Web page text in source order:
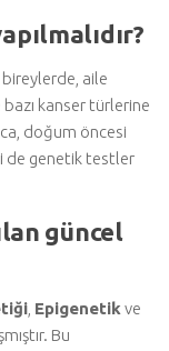
bireylerde, aile
kanser türlerine
doğum öncesi
de genetik testler
güncel
Epigenetik ve
Bu